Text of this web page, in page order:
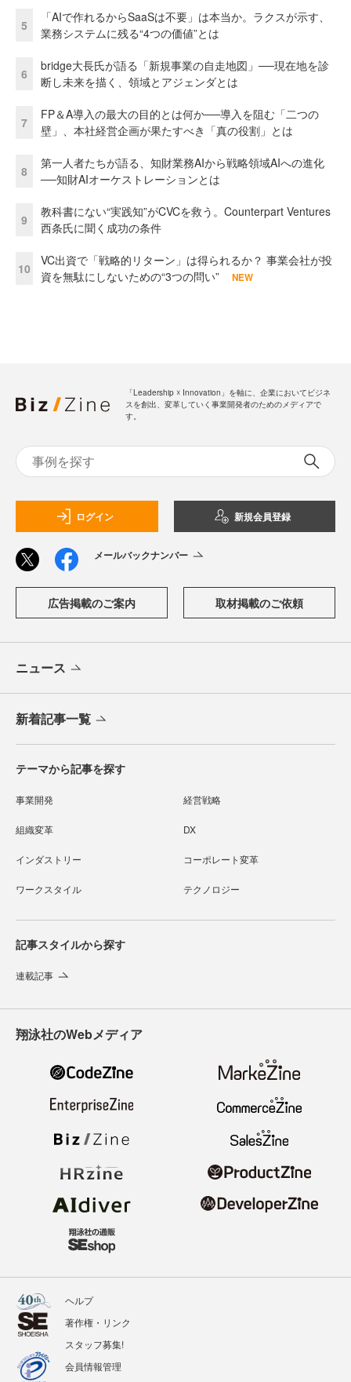
5
「AIで作れるからSaaSは不要」は本当か。ラクスが示す、
業務システムに残る“4つの価値”とは
6
bridge大長氏が語る「新規事業の自走地図」──現在地を診
断し未来を描く、領域とアジェンダとは
7
FP＆A導入の最大の目的とは何か──導入を阻む「二つの
壁」、本社経営企画が果たすべき「真の役割」とは
8
第一人者たちが語る、知財業務AIから戦略領域AIへの進化
──知財AIオーケストレーションとは
9
教科書にない“実践知”がCVCを救う。Counterpart Ventures
西条氏に聞く成功の条件
10
VC出資で「戦略的リターン」は得られるか？ 事業会社が投
資を無駄にしないための“3つの問い”
NEW
「Leadership ☓ Innovation」を軸に、企業においてビジネ
スを創出、変革していく事業開発者のためのメディアで
す。
ログイン 新規会員登録
メールバックナンバー
広告掲載のご案内 取材掲載のご依頼
ニュース
新着記事一覧
テーマから記事を探す
事業開発 経営戦略
組織変革 DX
インダストリー コーポレート変革
ワークスタイル テクノロジー
記事スタイルから探す
連載記事
翔泳社のWebメディア
ヘルプ
著作権・リンク
スタッフ募集!
会員情報管理